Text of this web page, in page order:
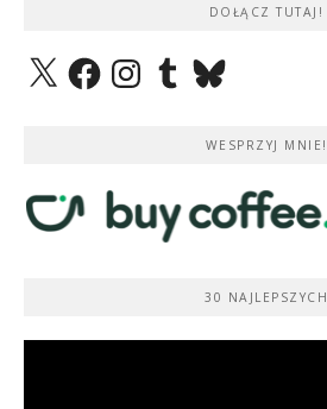
DOŁĄCZ TUTAJ!
X FacebookInstagramTumblrBluesky
WESPRZYJ MNIE!
30 NAJLEPSZYCH